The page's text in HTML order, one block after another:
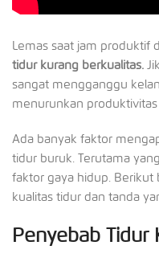
Lemas saat jam produktif
tidur kurang berkualitas.
sangat mengganggu
menurunkan produktivitas
Ada banyak faktor
tidur buruk. Terutama
faktor gaya hidup.
kualitas tidur dan tanda
Penyebab Tidur